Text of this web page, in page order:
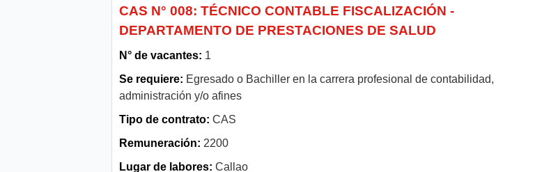
CAS N° 008: TÉCNICO CONTABLE FISCALIZACIÓN -
DEPARTAMENTO DE PRESTACIONES DE SALUD
N° de vacantes: 1
Se requiere: Egresado o Bachiller en la carrera profesional de contabilidad,
administración y/o afines
Tipo de contrato: CAS
Remuneración: 2200
Lugar de labores: Callao